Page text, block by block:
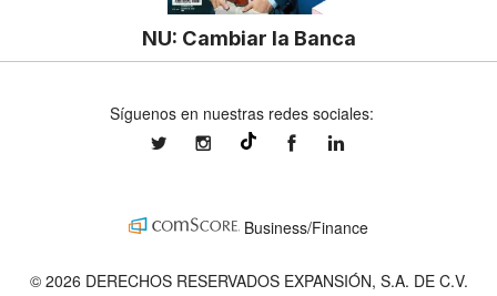
NU: Cambiar la Banca
Síguenos en nuestras redes sociales:
expansionmxexpansionmx ExpansionMex
Business/Finance
© 2026 DERECHOS RESERVADOS EXPANSIÓN, S.A. DE C.V.